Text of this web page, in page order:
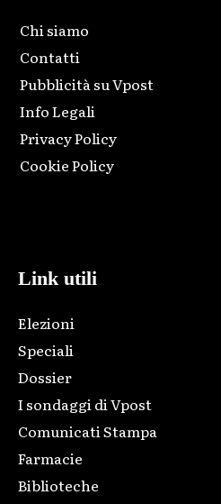
Chi siamo
Contatti
Pubblicità su Vpost
Info Legali
Privacy Policy
Cookie Policy
Link utili
Elezioni
Speciali
Dossier
I sondaggi di Vpost
Comunicati Stampa
Farmacie
Biblioteche